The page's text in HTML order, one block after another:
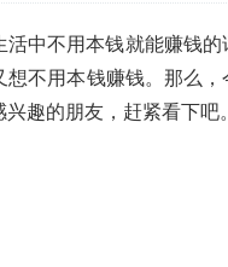
中不用本钱就能赚钱
不用本钱赚钱。那么
趣的朋友，赶紧看下吧。